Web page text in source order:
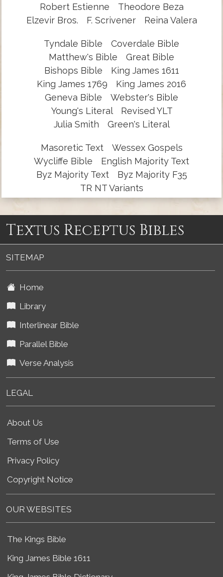
Robert Estienne
Theodore Beza
Elzevir Bros.
F. Scrivener Reina Valera
Tyndale Bible
Coverdale Bible
Matthew's Bible
Great Bible
Bishops Bible
King James 1611
King James 1769
King James 2016
Geneva Bible
Webster's Bible
Young's Literal
Revised YLT
Julia Smith
Green's Literal
Masoretic Text
Wessex Gospels
Wycliffe Bible
English Majority Text
Byz Majority Text
Byz Majority F35
TR NT Variants
Textus Receptus Bibles
SITEMAP
Home
Library
Interlinear Bible
Parallel Bible
Verse Analysis
LEGAL
About Us
Terms of Use
Privacy Policy
Copyright Notice
OUR WEBSITES
The Kings Bible
King James Bible 1611